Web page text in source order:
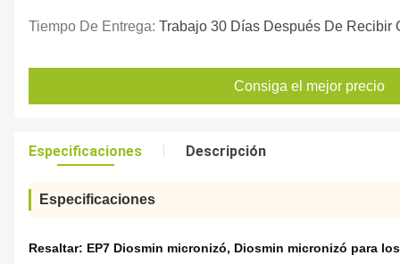
Tiempo De Entrega: Trabajo 30 Días Después De Recibir
Consiga el mejor precio
Especificaciones Descripción
Especificaciones
Resaltar: EP7 Diosmin micronizó, Diosmin micronizó para